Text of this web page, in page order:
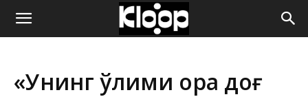
ҚИРҒИЗИСТОН
ЯНГИЛИКЛАРИ
«Унинг ўлими қора доғ